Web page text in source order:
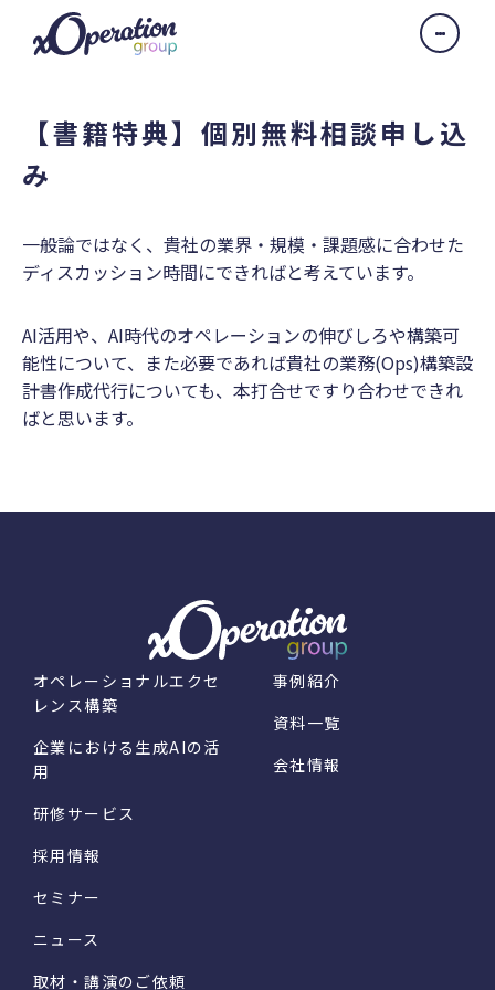
【書籍特典】個別無料相談申し込
み
一般論ではなく、貴社の業界・規模・課題感に合わせた
ディスカッション時間にできればと考えています。
AI活用や、AI時代のオペレーションの伸びしろや構築可
能性について、また必要であれば貴社の業務(Ops)構築設
計書作成代行についても、本打合せですり合わせできれ
ばと思います。
オペレーショナルエクセ
レンス構築
企業における生成AIの活
用
研修サービス
事例紹介
資料一覧
会社情報
採用情報
セミナー
ニュース
取材・講演のご依頼